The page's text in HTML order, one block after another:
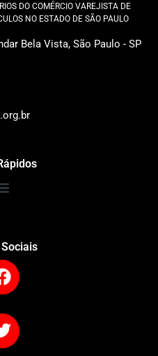
DO COMÉRCIO VAREJISTA DE
NO ESTADO DE SÃO PAULO
Bela Vista, São Paulo - SP